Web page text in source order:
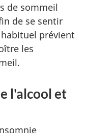
de sommeil
de se sentir
prévient
les
l'alcool et